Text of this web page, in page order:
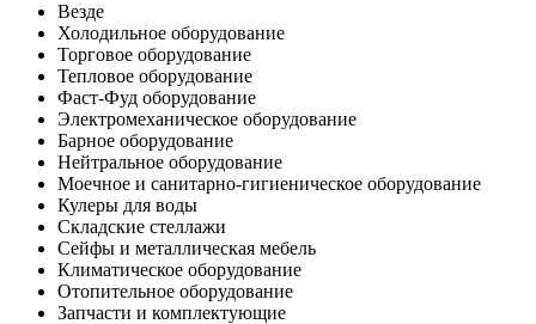
Везде
Холодильное оборудование
Торговое оборудование
Тепловое оборудование
Фаст-Фуд оборудование
Электромеханическое оборудование
Барное оборудование
Нейтральное оборудование
Моечное и санитарно-гигиеническое оборудование
Кулеры для воды
Складские стеллажи
Сейфы и металлическая мебель
Климатическое оборудование
Отопительное оборудование
Запчасти и комплектующие